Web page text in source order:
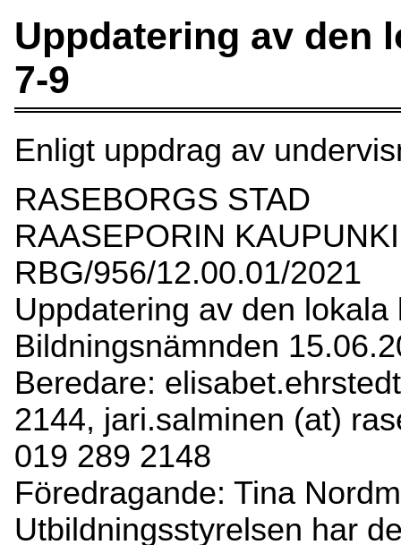
Uppdatering av den
7-9
Enligt uppdrag av
RASEBORGS STAD
RAASEPORIN KAUPUNKI
RBG/956/12.00.01/2021
Uppdatering av den
Bildningsnämnden
Beredare:
2144, jari.salminen (at)
019 289 2148
Föredragande: Tina
Utbildningsstyrelsen har